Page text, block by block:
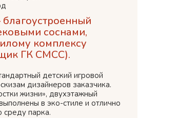
соснами,
комплексу
ГК СМСС).
детский игровой
дизайнеров заказчика.
жизни», двухэтажный
в эко-стиле и отлично
среду парка.